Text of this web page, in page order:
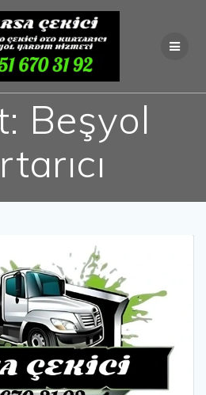
Skip
to
content
Beşyol